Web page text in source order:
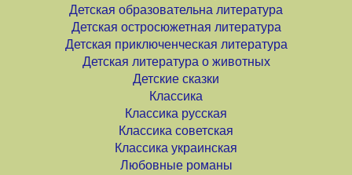
Детская образовательна литература
Детская остросюжетная литература
Детская приключенческая литература
Детская литература о животных
Детские сказки
Классика
Классика русская
Классика советская
Классика украинская
Любовные романы